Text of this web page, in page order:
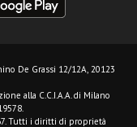
De Grassi 12/12A, 20123
alla C.C.I.A.A. di Milano
Tutti i diritti di proprietà